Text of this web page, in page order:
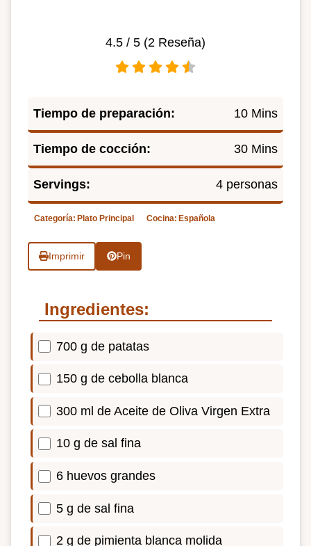
4.5 / 5 (2 Reseña)
Tiempo de preparación: 10 Mins
Tiempo de cocción: 30 Mins
Servings: 4 personas
Categoría: Plato Principal Cocina: Española
Imprimir Pin
Ingredientes:
700 g de patatas
150 g de cebolla blanca
300 ml de Aceite de Oliva Virgen Extra
10 g de sal fina
6 huevos grandes
5 g de sal fina
2 g de pimienta blanca molida